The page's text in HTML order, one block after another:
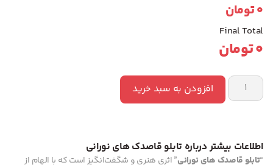
0تومان
Final Total
0تومان
افزودن به سبد خرید
اطلاعات بیشتر درباره تابلو قاصدک های نورانی
“تابلو قاصدک های نورانی” اثری هنری و شگفت‌انگیز است که با الهام از